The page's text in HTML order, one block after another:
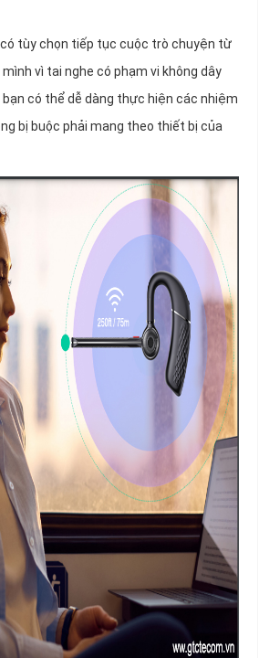
có tùy chọn tiếp tục cuộc trò chuyện từ
vì tai nghe có phạm vi không dây
bạn có thể dễ dàng thực hiện các nhiệm
bị buộc phải mang theo thiết bị của